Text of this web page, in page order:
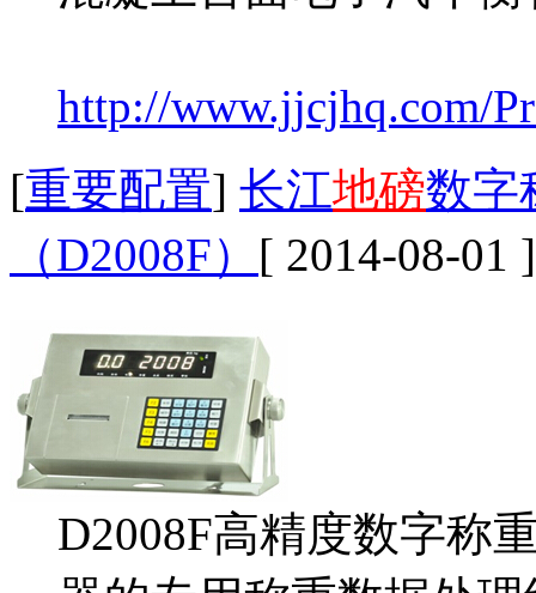
http://www.jjcjhq.com/
[重要配置] 长江地磅数字
（D2008F） [ 2014-08-01 ]
D2008F高精度数字称